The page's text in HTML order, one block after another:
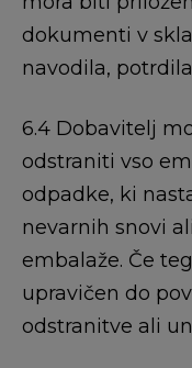
dokumenti v
navodila,
6.4 Dobavitelj
odstraniti vso
odpadke, ki
nevarnih snovi
embalaže. Če
upravičen do
odstranitve ali